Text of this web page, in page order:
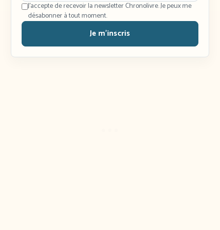
J'accepte de recevoir la newsletter Chronolivre. Je peux me
désabonner à tout moment.